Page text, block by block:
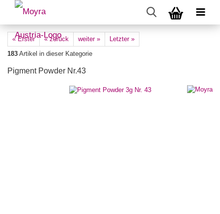
« Erster « zurück weiter »
Letzter »
183 Artikel in dieser Kategorie
Pigment Powder Nr.43